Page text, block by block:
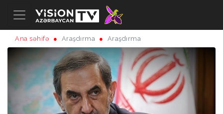
Ana səhifə Araşdırma Araşdırma